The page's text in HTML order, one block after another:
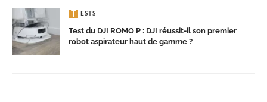
TESTS
Test du DJI ROMO P : DJI réussit-il son premier
robot aspirateur haut de gamme ?